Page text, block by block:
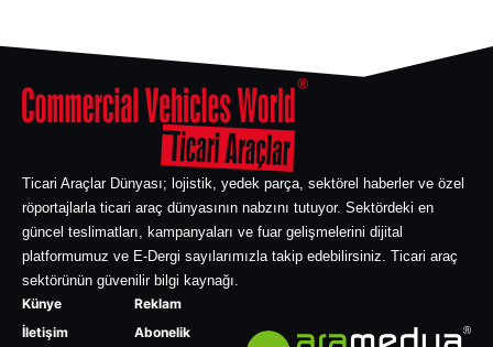
Ticari Araçlar Dünyası; lojistik, yedek parça, sektörel haberler ve özel
röportajlarla ticari araç dünyasının nabzını tutuyor. Sektördeki en
güncel teslimatları, kampanyaları ve fuar gelişmelerini dijital
platformumuz ve E-Dergi sayılarımızla takip edebilirsiniz. Ticari araç
sektörünün güvenilir bilgi kaynağı.
Künye
İletişim
Reklam
Abonelik